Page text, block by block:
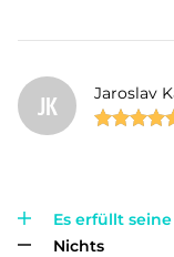
JK Jaroslav
Es erfüllt
Nichts